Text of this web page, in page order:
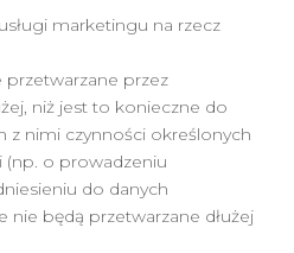
marketingu na rzecz
przez
niż jest to konieczne do
z nimi czynności określonych
o prowadzeniu
do danych
nie będą przetwarzane dłużej